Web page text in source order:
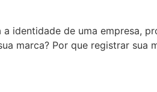
identidade de uma empresa,
marca? Por que registrar sua